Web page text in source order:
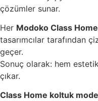
çözümler sunar.
Her Modoko Class
tasarımcılar tarafından
geçer.
Sonuç olarak: hem
çıkar.
Class Home koltuk